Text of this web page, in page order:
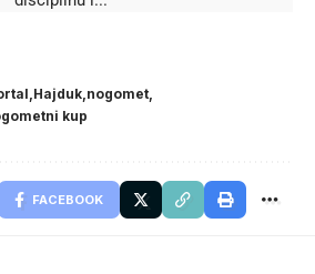
Hajduk nogomet
kup
FACEBOOK